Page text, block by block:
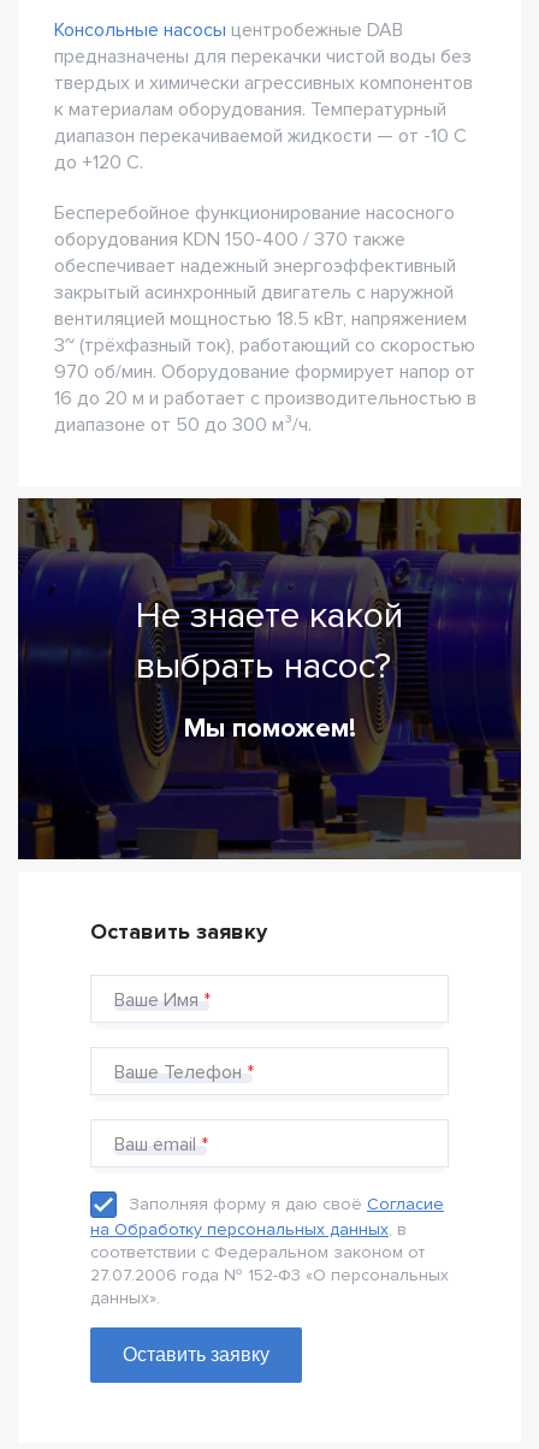
Консольные насосы центробежные DAB
предназначены для перекачки чистой воды без
твердых и химически агрессивных компонентов
к материалам оборудования. Температурный
диапазон перекачиваемой жидкости — от -10 С
до +120 С.
Бесперебойное функционирование насосного
оборудования KDN 150-400 / 370 также
обеспечивает надежный энергоэффективный
закрытый асинхронный двигатель с наружной
вентиляцией мощностью 18.5 кВт, напряжением
3~ (трёхфазный ток), работающий со скоростью
970 об/мин. Оборудование формирует напор от
16 до 20 м и работает с производительностью в
диапазоне от 50 до 300 м³/ч.
Не знаете какой
выбрать насос?
Мы поможем!
Оставить заявку
Ваше Имя
Ваше Телефон
Ваш email
Заполняя форму я даю своё Согласие
на Обработку персональных данных, в
соответствии с Федеральном законом от
27.07.2006 года № 152-Ф3 «О персональных
данных».
Оставить заявку